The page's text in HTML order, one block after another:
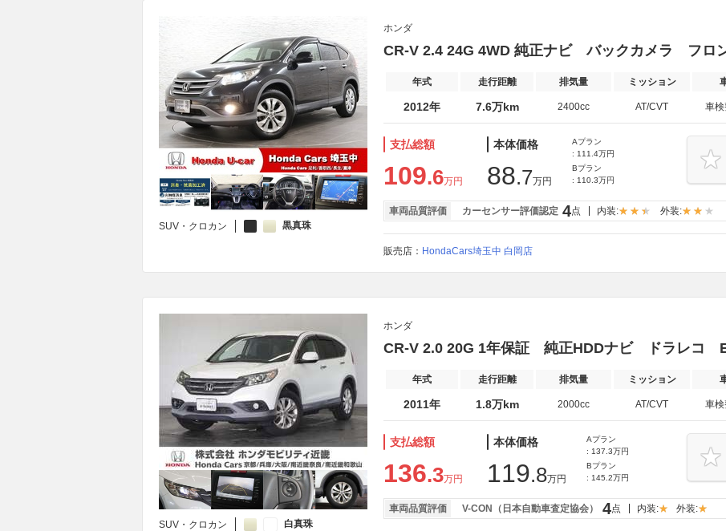
SUV・クロカン 黒真珠
ホンダ
CR-V 2.4 24G 4WD 純正ナビ バックカメラ フロ
年式 走行距離 排気量 ミッション
2012年 7.6万km 2400cc AT/CVT 車
支払総額
109.6万円
本体価格
88.7万円
Aプラン
: 111.4万円
Bプラン
: 110.3万円
車両品質評価 カーセンサー評価認定 4点 内装: 外装:
販売店： HondaCars埼玉中 白岡店
SUV・クロカン 白真珠
ホンダ
CR-V 2.0 20G 1年保証 純正HDDナビ ドラレコ
年式 走行距離 排気量 ミッション
2011年 1.8万km 2000cc AT/CVT 車
支払総額
136.3万円
本体価格
119.8万円
Aプラン
: 137.3万円
Bプラン
: 145.2万円
車両品質評価 V-CON（日本自動車査定協会） 4点 内装: 外装: